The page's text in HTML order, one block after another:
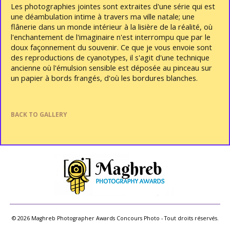
Les photographies jointes sont extraites d'une série qui est
une déambulation intime à travers ma ville natale; une
flânerie dans un monde intérieur à la lisière de la réalité, où
l'enchantement de l'imaginaire n'est interrompu que par le
doux façonnement du souvenir. Ce que je vous envoie sont
des reproductions de cyanotypes, il s'agit d'une technique
ancienne où l'émulsion sensible est déposée au pinceau sur
un papier à bords frangés, d'où les bordures blanches.
BACK TO GALLERY
© 2026 Maghreb Photographer Awards Concours Photo - Tout droits réservés.